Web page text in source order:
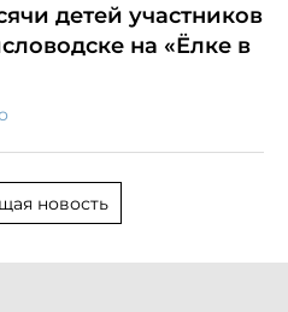
детей участников
на «Ёлке в
новость